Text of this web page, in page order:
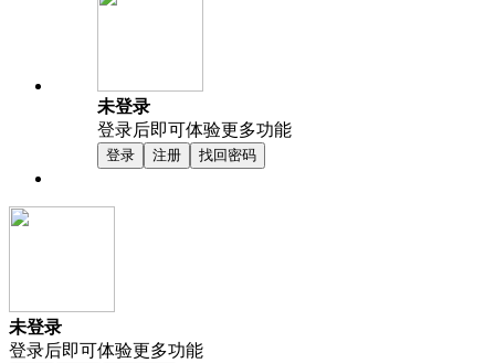
未登录
登录后即可体验更多功能
登录 注册 找回密码
未登录
登录后即可体验更多功能